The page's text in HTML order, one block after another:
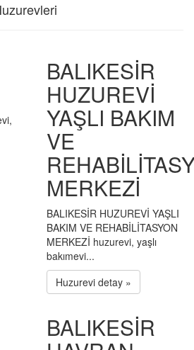
BALIKESİR
HUZUREVİ
YAŞLI BAKIM
VE
MERKEZİ
BALIKESİR HUZUREVİ YAŞLI
BAKIM VE REHABİLİTASYON
MERKEZİ huzurevi, yaşlı
bakımevi...
Huzurevi detay »
BALIKESİR